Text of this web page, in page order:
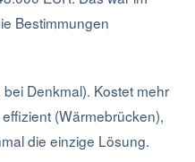
Bestimmungen
Denkmal). Kostet mehr
(Wärmebrücken),
die einzige Lösung.